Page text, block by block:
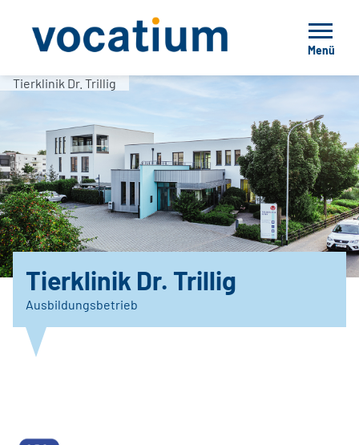
Menü
Tierklinik Dr. Trillig
Tierklinik Dr. Trillig
Ausbildungsbetrieb